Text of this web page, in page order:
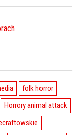
folk horror
Horrory animal attack